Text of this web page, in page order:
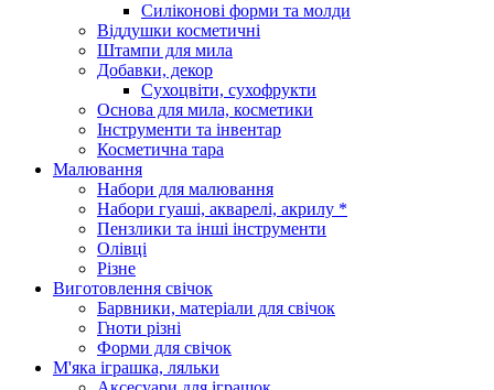
Силіконові форми та молди
Віддушки косметичні
Штампи для мила
Добавки, декор
Сухоцвіти, сухофрукти
Основа для мила, косметики
Інструменти та інвентар
Косметична тара
Малювання
Набори для малювання
Набори гуаші, акварелі, акрилу *
Пензлики та інші інструменти
Олівці
Різне
Виготовлення свічок
Барвники, матеріали для свічок
Гноти різні
Форми для свічок
М'яка іграшка, ляльки